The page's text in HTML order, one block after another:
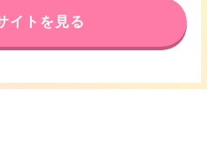
イトを見る